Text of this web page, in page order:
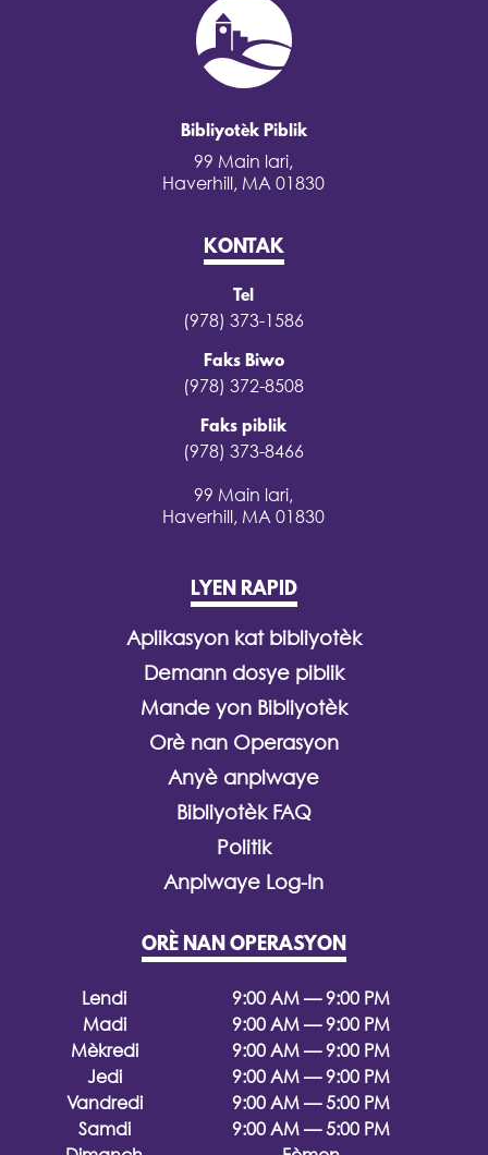
Bibliyotèk Piblik
99 Main lari,
Haverhill, MA 01830
KONTAK
Tel
(978) 373-1586
Faks Biwo
(978) 372-8508
Faks piblik
(978) 373-8466
99 Main lari,
Haverhill, MA 01830
LYEN RAPID
Aplikasyon kat bibliyotèk
Demann dosye piblik
Mande yon Bibliyotèk
Orè nan Operasyon
Anyè anplwaye
Bibliyotèk FAQ
Politik
Anplwaye Log-In
ORÈ NAN OPERASYON
Lendi
9:00 AM — 9:00 PM
Madi
9:00 AM — 9:00 PM
Mèkredi
9:00 AM — 9:00 PM
Jedi
9:00 AM — 9:00 PM
Vandredi
9:00 AM — 5:00 PM
Samdi
9:00 AM — 5:00 PM